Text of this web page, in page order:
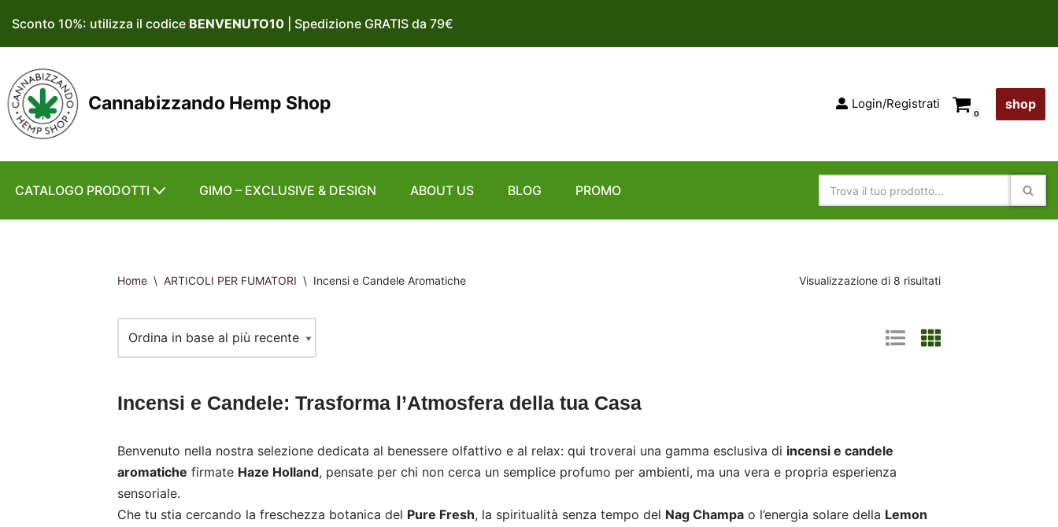
Vai
contenuto
Sconto 10%: utilizza il codice BENVENUTO10 | Spedizione GRATIS da 79€
Cannabizzando Hemp Shop Login/Registrati
0
shop
CATALOGO PRODOTTI GIMO – EXCLUSIVE & DESIGN ABOUT US BLOG PROMO
Home \ ARTICOLI PER FUMATORI \ Incensi e Candele Aromatiche Visualizzazione di 8 risultati
Incensi e Candele: Trasforma l’Atmosfera della tua Casa
Benvenuto nella nostra selezione dedicata al benessere olfattivo e al relax: qui troverai una gamma esclusiva di incensi e candele
aromatiche firmate Haze Holland, pensate per chi non cerca un semplice profumo per ambienti, ma una vera e propria esperienza
sensoriale.
Che tu stia cercando la freschezza botanica del Pure Fresh, la spiritualità senza tempo del Nag Champa o l’energia solare della Lemon